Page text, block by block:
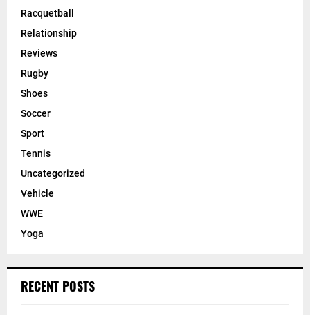
Racquetball
Relationship
Reviews
Rugby
Shoes
Soccer
Sport
Tennis
Uncategorized
Vehicle
WWE
Yoga
RECENT POSTS